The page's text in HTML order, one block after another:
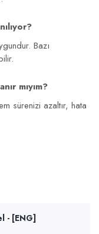
Bazı
mıyım?
sürenizi azaltır, hata
- [ENG]